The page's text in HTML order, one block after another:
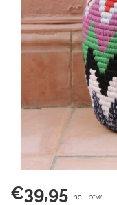
€39,95 Incl. btw